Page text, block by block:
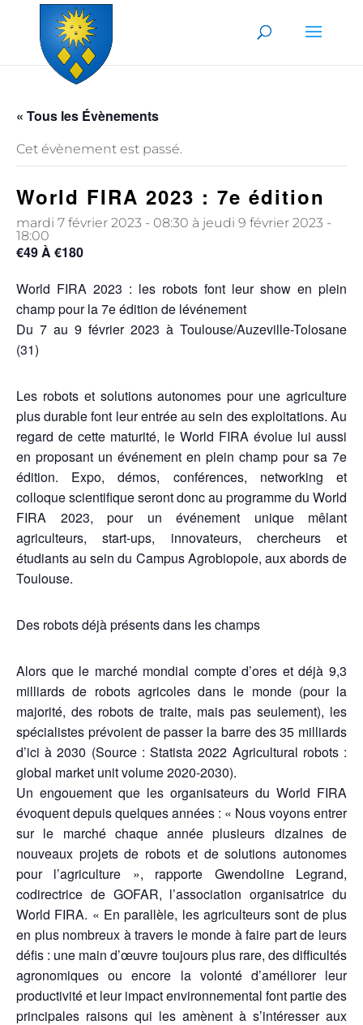
Skip to content
« Tous les Évènements
Cet évènement est passé.
World FIRA 2023 : 7e édition
mardi 7 février 2023 - 08:30 à jeudi 9 février 2023 -
18:00
€49 À €180
World FIRA 2023 : les robots font leur show en plein
champ pour la 7e édition de lévénement
Du 7 au 9 février 2023 à Toulouse/Auzeville-Tolosane
(31)
Les robots et solutions autonomes pour une agriculture
plus durable font leur entrée au sein des exploitations. Au
regard de cette maturité, le World FIRA évolue lui aussi
en proposant un événement en plein champ pour sa 7e
édition. Expo, démos, conférences, networking et
colloque scientifique seront donc au programme du World
FIRA 2023, pour un événement unique mêlant
agriculteurs, start-ups, innovateurs, chercheurs et
étudiants au sein du Campus Agrobiopole, aux abords de
Toulouse.
Des robots déjà présents dans les champs
Alors que le marché mondial compte d’ores et déjà 9,3
milliards de robots agricoles dans le monde (pour la
majorité, des robots de traite, mais pas seulement), les
spécialistes prévoient de passer la barre des 35 milliards
d’ici à 2030 (Source : Statista 2022 Agricultural robots :
global market unit volume 2020-2030).
Un engouement que les organisateurs du World FIRA
évoquent depuis quelques années : « Nous voyons entrer
sur le marché chaque année plusieurs dizaines de
nouveaux projets de robots et de solutions autonomes
pour l’agriculture », rapporte Gwendoline Legrand,
codirectrice de GOFAR, l’association organisatrice du
World FIRA. « En parallèle, les agriculteurs sont de plus
en plus nombreux à travers le monde à faire part de leurs
défis : une main d’œuvre toujours plus rare, des difficultés
agronomiques ou encore la volonté d’améliorer leur
productivité et leur impact environnemental font partie des
principales raisons qui les amènent à s’intéresser aux